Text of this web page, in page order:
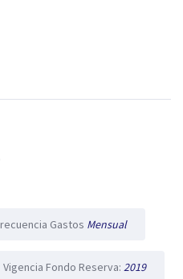
Gastos Mensual
Vigencia Fondo Reserva: 2019